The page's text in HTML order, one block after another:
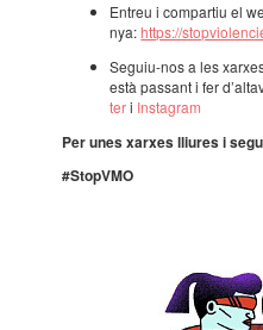
Entreu i compar­tiu el
nya:https://
Seguiu-nos a les
està passant i fer
teri Insta­gram
Per unes xarxes lliu­res i
#StopVMO